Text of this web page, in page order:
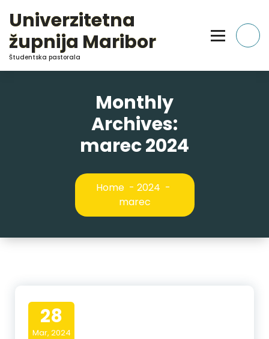
Content
Univerzitetna
župnija Maribor
Študentska pastorala
Monthly
Archives:
marec 2024
Home - 2024 -
marec
28
Mar, 2024